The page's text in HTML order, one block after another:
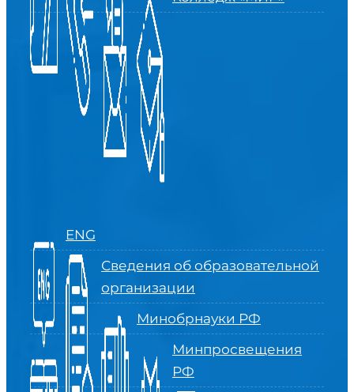
ENG
Сведения об образовательной
организации
Минобрнауки РФ
Минпросвещения
РФ